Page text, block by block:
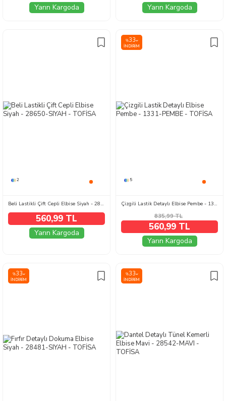
Yarın Kargoda Yarın Kargoda
2
Beli Lastikli Çift Cepli Elbise Siyah - 28650-SIYAH
560,99 TL
Yarın Kargoda
%33
İNDIRIM
5
Çizgili Lastik Detaylı Elbise Pembe - 1331-PEMBE
835,99TL
560,99 TL
Yarın Kargoda
%33
İNDIRIM
%33
İNDIRIM